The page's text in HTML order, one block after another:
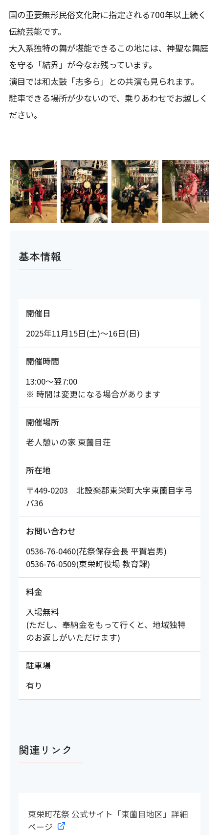
国の重要無形民俗文化財に指定される700年以上続く
伝統芸能です。
大入系独特の舞が堪能できるこの地には、神聖な舞庭
を守る「結界」が今なお残っています。
演目では和太鼓「志多ら」との共演も見られます。
駐車できる場所が少ないので、乗りあわせでお越しく
ださい。
基本情報
開催日
2025年11月15日(土)～16日(日)
開催時間
13:00～翌7:00
※ 時間は変更になる場合があります
開催場所
老人憩いの家 東薗目荘
所在地
〒449-0203 北設楽郡東栄町大字東薗目字弓
バ36
お問い合わせ
0536-76-0460(花祭保存会長 平賀岩男)
0536-76-0509(東栄町役場 教育課)
料金
入場無料
(ただし、奉納金をもって行くと、地域独特
のお返しがいただけます)
駐車場
有り
関連リンク
東栄町花祭 公式サイト「東薗目地区」詳細
ページ